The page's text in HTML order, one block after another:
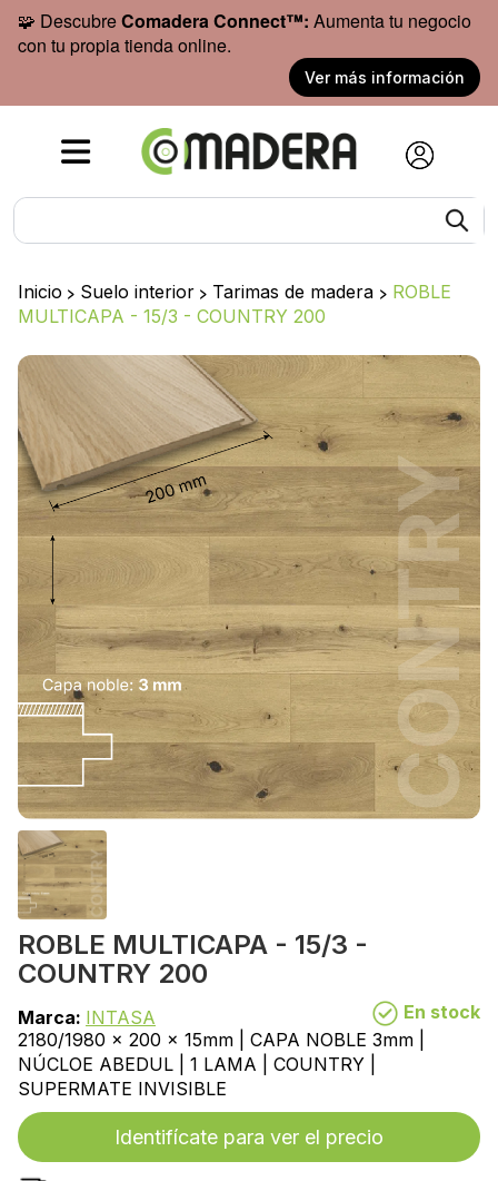
🧩 DescubreComadera Connect™: Aumenta tu negocio
con tu propia tienda online.
Ver más información
Inicio > Suelo interior > Tarimas de madera > ROBLE
MULTICAPA - 15/3 - COUNTRY 200
ROBLE MULTICAPA - 15/3 -
COUNTRY 200
Marca: INTASA
En stock
2180/1980 x 200 x 15mm | CAPA NOBLE 3mm |
NÚCLOE ABEDUL | 1 LAMA | COUNTRY |
SUPERMATE INVISIBLE
Identifícate para ver el precio